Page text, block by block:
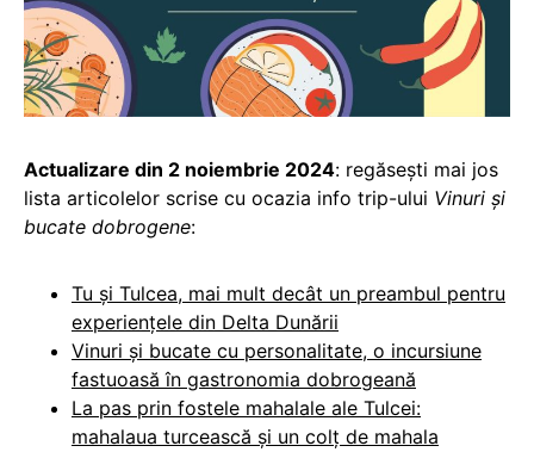
Actualizare din 2 noiembrie 2024: regăsești mai jos
lista articolelor scrise cu ocazia info trip-ului Vinuri și
bucate dobrogene:
Tu și Tulcea, mai mult decât un preambul pentru
experiențele din Delta Dunării
Vinuri și bucate cu personalitate, o incursiune
fastuoasă în gastronomia dobrogeană
La pas prin fostele mahalale ale Tulcei:
mahalaua turcească și un colț de mahala